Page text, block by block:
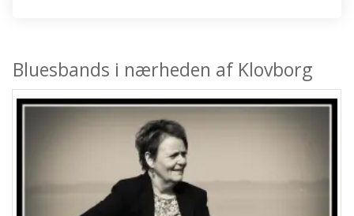
Bluesbands i nærheden af Klovborg